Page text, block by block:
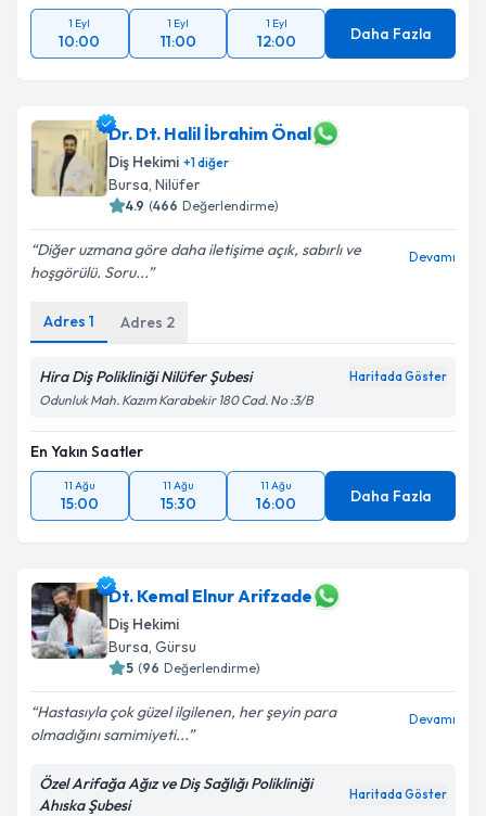
1 Eyl
10:00
1 Eyl
11:00
1 Eyl
12:00 Daha Fazla
Dr. Dt. Halil İbrahim Önal
Diş Hekimi +1diğer
Bursa, Nilüfer
4.9 (466 Değerlendirme)
Diğer uzmana göre daha iletişime açık, sabırlı ve
hoşgörülü. Soru...
Devamı
Adres 1 Adres 2
Hira Diş Polikliniği Nilüfer Şubesi Haritada Göster
Odunluk Mah. Kazım Karabekir 180 Cad. No :3/B
En Yakın Saatler
11 Ağu
15:00
11 Ağu
15:30
11 Ağu
16:00 Daha Fazla
Dt. Kemal Elnur Arifzade
Diş Hekimi
Bursa, Gürsu
5 (96 Değerlendirme)
Hastasıyla çok güzel ilgilenen, her şeyin para
olmadığını samimiyeti...
Devamı
Özel Arifağa Ağız ve Diş Sağlığı Polikliniği
Ahıska Şubesi
Haritada Göster